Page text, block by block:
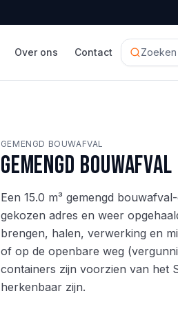
Over ons Contact
GEMENGD BOUWAFVAL
Gemengd bouwafval
Een 15.0 m³ gemengd
gekozen adres en weer
brengen, halen, verwerking en
of op de openbare weg
containers zijn voorzien van het
herkenbaar zijn.